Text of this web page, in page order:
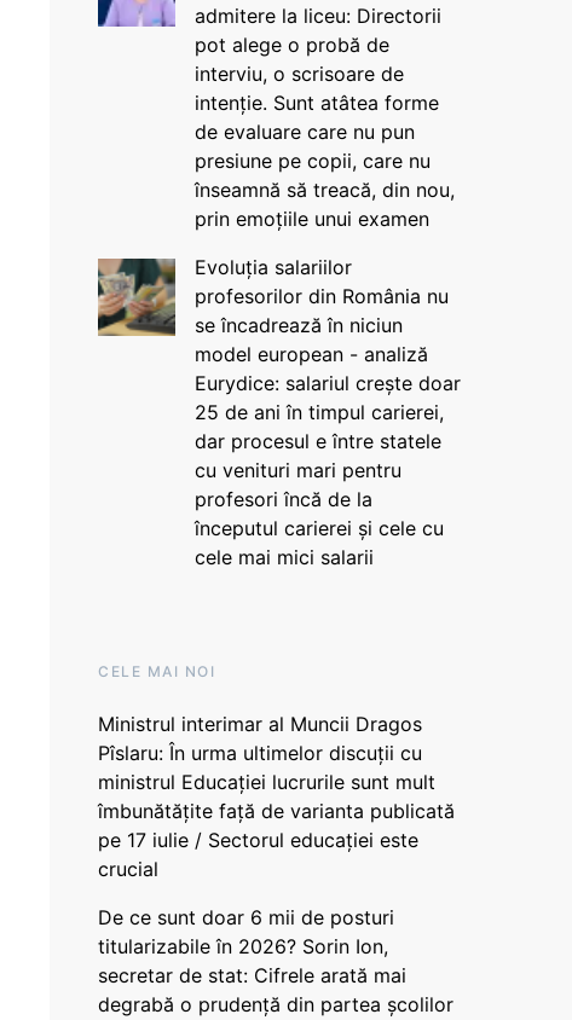
admitere la liceu: Directorii
pot alege o probă de
interviu, o scrisoare de
intenție. Sunt atâtea forme
de evaluare care nu pun
presiune pe copii, care nu
înseamnă să treacă, din nou,
prin emoțiile unui examen
Evoluția salariilor
profesorilor din România nu
se încadrează în niciun
model european - analiză
Eurydice: salariul crește doar
25 de ani în timpul carierei,
dar procesul e între statele
cu venituri mari pentru
profesori încă de la
începutul carierei și cele cu
cele mai mici salarii
CELE MAI NOI
Ministrul interimar al Muncii Dragos
Pîslaru: În urma ultimelor discuții cu
ministrul Educației lucrurile sunt mult
îmbunătățite față de varianta publicată
pe 17 iulie / Sectorul educației este
crucial
De ce sunt doar 6 mii de posturi
titularizabile în 2026? Sorin Ion,
secretar de stat: Cifrele arată mai
degrabă o prudență din partea școlilor